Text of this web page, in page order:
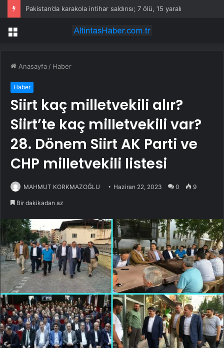
Pakistan’da karakola intihar saldırısı; 7 ölü, 15 yaralı
Menü
Anasayfa / Haber
Haber
Siirt kaç milletvekili alır?
Siirt’te kaç milletvekili var?
28. Dönem Siirt AK Parti ve
CHP milletvekili listesi
MAHMUT KORKMAZOĞLU Haziran 22, 2023 0 9
Bir dakikadan az